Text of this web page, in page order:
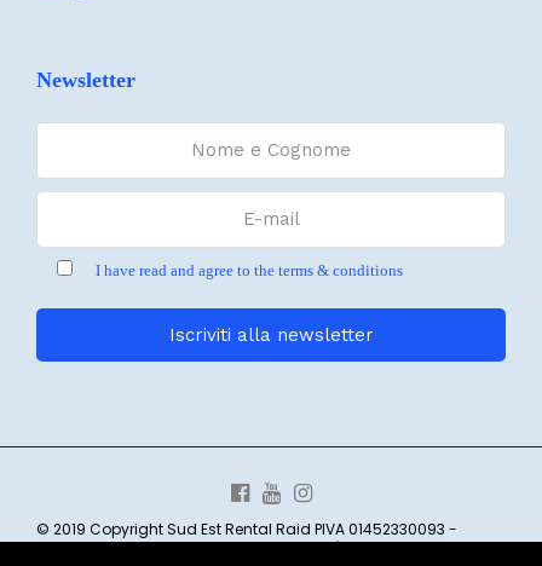
Newsletter
I have read and agree to the terms & conditions
© 2019 Copyright Sud Est Rental Raid PIVA 01452330093 -
Borgata Costa 6 CASANOVA LERRONE SV | web:CREOSITI